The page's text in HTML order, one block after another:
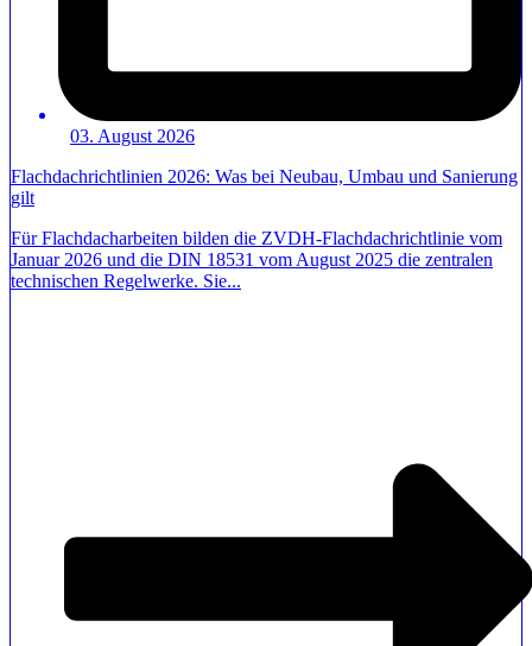
03. August 2026
Flachdachrichtlinien 2026: Was bei Neubau, Umbau und Sanierung
gilt
Für Flachdacharbeiten bilden die ZVDH-Flachdachrichtlinie vom
Januar 2026 und die DIN 18531 vom August 2025 die zentralen
technischen Regelwerke. Sie...